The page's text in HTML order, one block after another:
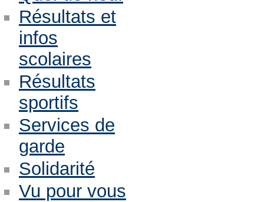
Résultats et
infos
scolaires
Résultats
sportifs
Services de
garde
Solidarité
Vu pour vous